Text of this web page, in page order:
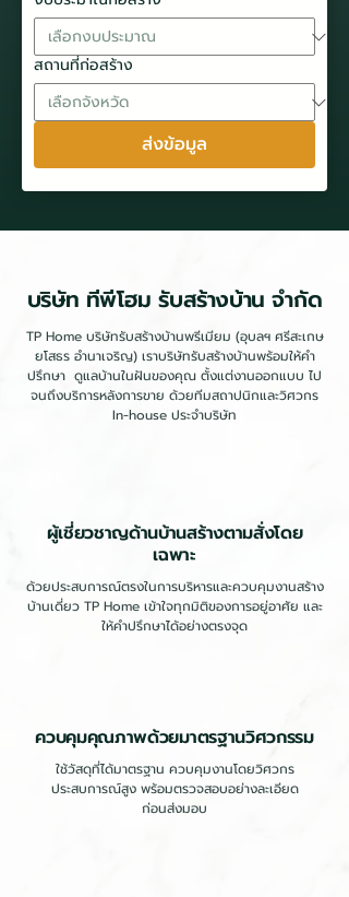
สถานที่ก่อสร้าง
ส่งข้อมูล
บริษัท ทีพีโฮม รับสร้างบ้าน จำกัด
TP Home บริษัทรับสร้างบ้านพรีเมียม (อุบลฯ ศรีสะเกษ
ยโสธร อำนาเจริญ) เราบริษัทรับสร้างบ้านพร้อมให้คำ
ปรึกษา ดูแลบ้านในฝันของคุณ ตั้งแต่งานออกแบบ ไป
จนถึงบริการหลังการขาย ด้วยทีมสถาปนิกและวิศวกร
In-house ประจำบริษัท
ผู้เชี่ยวชาญด้านบ้านสร้างตามสั่งโดย
เฉพาะ
ด้วยประสบการณ์ตรงในการบริหารและควบคุมงานสร้าง
บ้านเดี่ยว TP Home เข้าใจทุกมิติของการอยู่อาศัย และ
ให้คำปรึกษาได้อย่างตรงจุด
ควบคุมคุณภาพด้วยมาตรฐานวิศวกรรม
ใช้วัสดุที่ได้มาตรฐาน ควบคุมงานโดยวิศวกร
ประสบการณ์สูง พร้อมตรวจสอบอย่างละเอียด
ก่อนส่งมอบ